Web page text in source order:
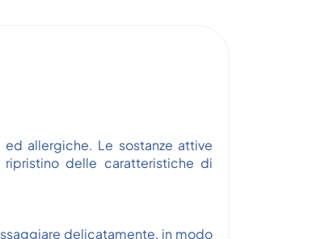
allergiche. Le sostanze attive
delle caratteristiche di
delicatamente, in modo